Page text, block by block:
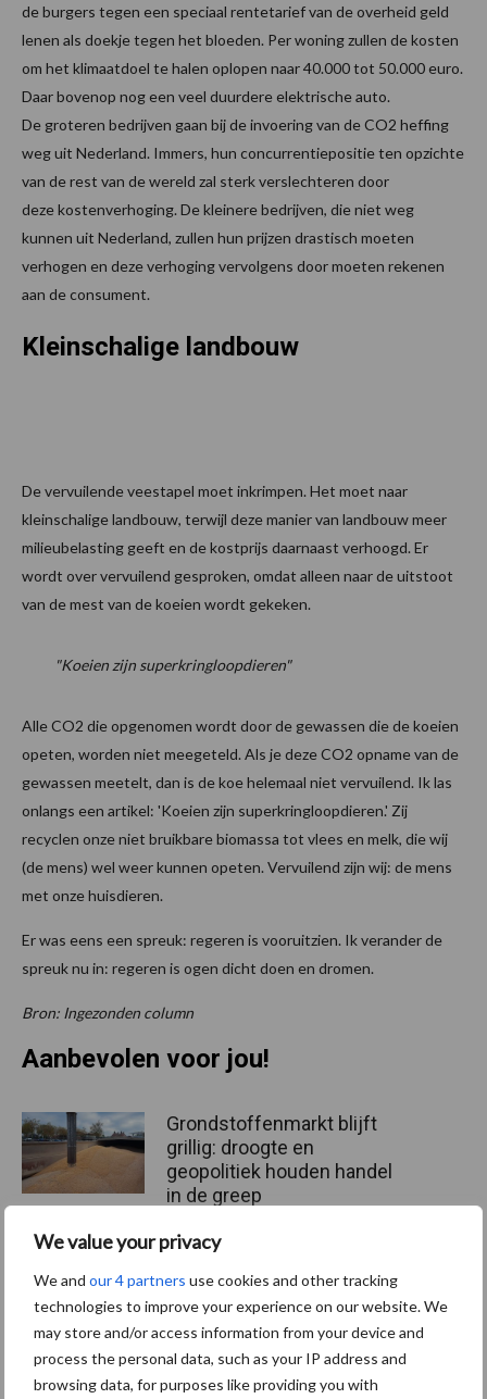
We value your privacy
We and our 4 partners use cookies and other tracking
technologies to improve your experience on our website. We
may store and/or access information from your device and
process the personal data, such as your IP address and
browsing data, for purposes like providing you with
de burgers tegen een speciaal rentetarief van de overheid geld
lenen als doekje tegen het bloeden. Per woning zullen de kosten
om het klimaatdoel te halen oplopen naar 40.000 tot 50.000 euro.
Daar bovenop nog een veel duurdere elektrische auto.
De groteren bedrijven gaan bij de invoering van de CO2 heffing
weg uit Nederland. Immers, hun concurrentiepositie ten opzichte
van de rest van de wereld zal sterk verslechteren door
deze kostenverhoging. De kleinere bedrijven, die niet weg
kunnen uit Nederland, zullen hun prijzen drastisch moeten
verhogen en deze verhoging vervolgens door moeten rekenen
aan de consument.
Kleinschalige landbouw
De vervuilende veestapel moet inkrimpen. Het moet naar
kleinschalige landbouw, terwijl deze manier van landbouw meer
milieubelasting geeft en de kostprijs daarnaast verhoogd. Er
wordt over vervuilend gesproken, omdat alleen naar de uitstoot
van de mest van de koeien wordt gekeken.
"Koeien zijn superkringloopdieren"
Alle CO2 die opgenomen wordt door de gewassen die de koeien
opeten, worden niet meegeteld. Als je deze CO2 opname van de
gewassen meetelt, dan is de koe helemaal niet vervuilend. Ik las
onlangs een artikel: 'Koeien zijn superkringloopdieren.' Zij
recyclen onze niet bruikbare biomassa tot vlees en melk, die wij
(de mens) wel weer kunnen opeten. Vervuilend zijn wij: de mens
met onze huisdieren.
Er was eens een spreuk: regeren is vooruitzien. Ik verander de
spreuk nu in: regeren is ogen dicht doen en dromen.
Bron: Ingezonden column
Aanbevolen voor jou!
Grondstoffenmarkt blijft
grillig: droogte en
geopolitiek houden handel
in de greep
onderschatte risicofactor
voor mastitis